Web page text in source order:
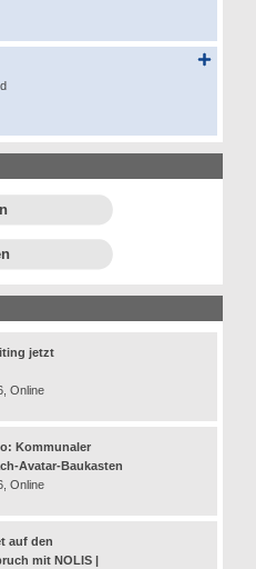
jetzt
Online
Kommunaler
Avatar-Baukasten
Online
auf den
mit NOLIS |